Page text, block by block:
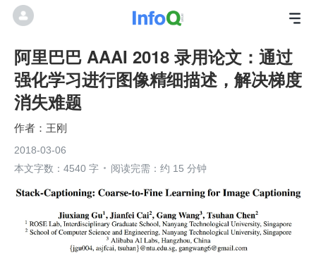
阿里巴巴 AAAI 2018 录用论文：通过
强化学习进行图像精细描述，解决梯度
消失难题
王刚
2018-03-06
本文字数：4540 字
阅读完需：约 15 分钟